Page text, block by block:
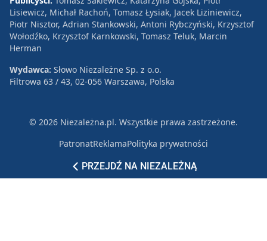
PRZEJDŹ NA NIEZALEŻNĄ
Lisiewicz, Michał Rachoń, Tomasz Łysiak, Jacek Liziniewicz,
Piotr Nisztor, Adrian Stankowski, Antoni Rybczyński, Krzysztof
Wołodźko, Krzysztof Karnkowski, Tomasz Teluk, Marcin
Herman
Wydawca: Słowo Niezależne Sp. z o.o.
Filtrowa 63 / 43, 02-056 Warszawa, Polska
© 2026 Niezależna.pl. Wszystkie prawa zastrzeżone.
PatronatReklamaPolityka prywatności